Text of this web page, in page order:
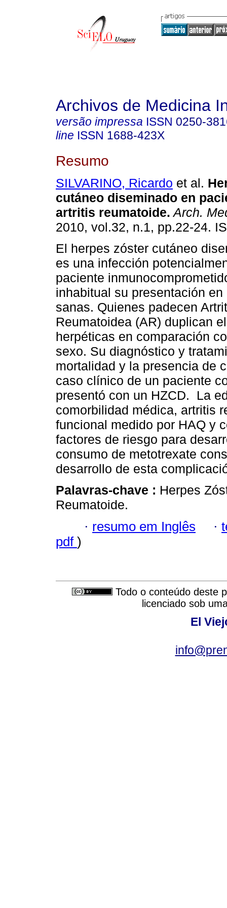
Archivos de Medicina
versão impressa ISSN 0250-
line ISSN 1688-423X
Resumo
SILVARINO, Ricardo et al.
cutáneo diseminado en
artritis reumatoide. Arch.
2010, vol.32, n.1, pp.22-24.
El herpes zóster cutáneo
es una infección
paciente
inhabitual su presentación en
sanas. Quienes padecen
Reumatoidea (AR) duplican
herpéticas en comparación
sexo. Su diagnóstico y
mortalidad y la presencia de
caso clínico de un paciente
presentó con un HZCD. La
comorbilidad médica, artritis
funcional medido por HAQ y
factores de riesgo para
consumo de metotrexate
desarrollo de esta
Palavras-chave : Herpes
Reumatoide.
· resumo em Inglês ·
pdf )
Todo o conteúdo deste
licenciado sob
El